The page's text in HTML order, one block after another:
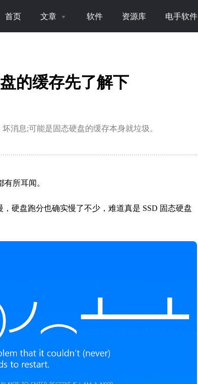
首页 文章 软件 资源库 电手软件
的缓存先了解下
消息;可能是固态硬盘的缓存本身就垃圾。
所耳闻。
硬盘跑分也确实慢了不少，难道真是 SSD 固态硬盘